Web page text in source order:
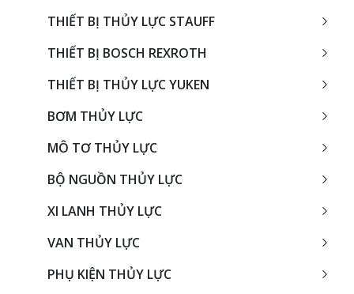
THIẾT BỊ THỦY LỰC STAUFF
THIẾT BỊ BOSCH REXROTH
THIẾT BỊ THỦY LỰC YUKEN
BƠM THỦY LỰC
MÔ TƠ THỦY LỰC
BỘ NGUỒN THỦY LỰC
XI LANH THỦY LỰC
VAN THỦY LỰC
PHỤ KIỆN THỦY LỰC